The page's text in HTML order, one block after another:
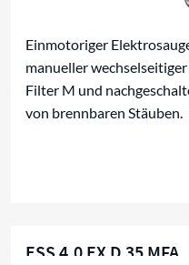
Einmotoriger
manueller
Filter M und
von brennbaren Stäuben.
ESS 4,0 EX D 35 MFA